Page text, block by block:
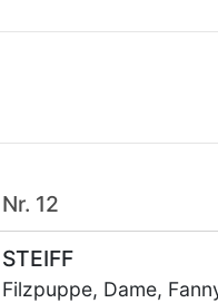
Nr. 12
STEIFF
Filzpuppe, Dame,